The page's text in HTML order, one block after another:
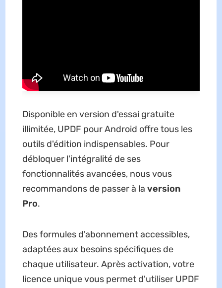
Disponible en version d'essai gratuite
illimitée, UPDF pour Android offre tous les
outils d'édition indispensables. Pour
débloquer l'intégralité de ses
fonctionnalités avancées, nous vous
recommandons de passer à la version
Pro.
Des formules d'abonnement accessibles,
adaptées aux besoins spécifiques de
chaque utilisateur. Après activation, votre
licence unique vous permet d'utiliser UPDF